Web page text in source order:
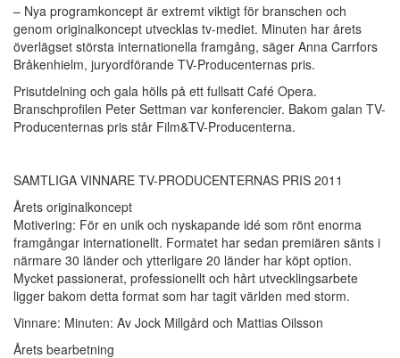
– Nya programkoncept är extremt viktigt för branschen och
genom originalkoncept utvecklas tv-mediet. Minuten har årets
överlägset största internationella framgång, säger Anna Carrfors
Bråkenhielm, juryordförande TV-Producenternas pris.
Prisutdelning och gala hölls på ett fullsatt Café Opera.
Branschprofilen Peter Settman var konferencier. Bakom galan TV-
Producenternas pris står Film&TV-Producenterna.
SAMTLIGA VINNARE TV-PRODUCENTERNAS PRIS 2011
Årets originalkoncept
Motivering: För en unik och nyskapande idé som rönt enorma
framgångar internationellt. Formatet har sedan premiären sänts i
närmare 30 länder och ytterligare 20 länder har köpt option.
Mycket passionerat, professionellt och hårt utvecklingsarbete
ligger bakom detta format som har tagit världen med storm.
Vinnare: Minuten: Av Jock Millgård och Mattias Oilsson
Årets bearbetning